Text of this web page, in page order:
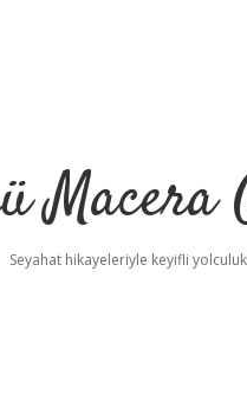
Macera
Seyahat hikayeleriyle keyifli